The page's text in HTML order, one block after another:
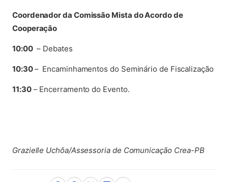
Coordenador da Comissão Mista do Acordo de
Cooperação
10:00– Debates
10:30– Encaminhamentos do Seminário de Fiscalização
11:30– Encerramento do Evento.
Grazielle Uchôa/Assessoria de Comunicação Crea-PB